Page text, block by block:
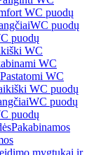
WC puodų
WC puodų
puodų
WC
WC
Pastatomi WC
WC puodų
WC puodų
puodų
Pakabinamos
mygtukai ir